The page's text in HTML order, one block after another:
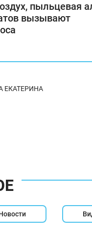
пыльцевая
вызывают
ЕКАТЕРИНА